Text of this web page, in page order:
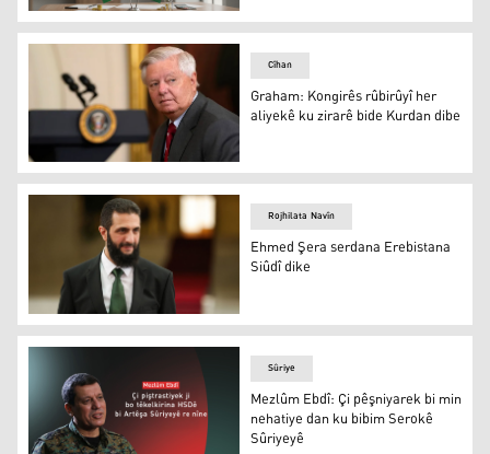
Herêma Kurdistanê derfeta veberhênanê pêşkêşî
Lindsey Graham
Cîhan
Graham: Kongirês rûbirûyî her
aliyekê ku zirarê bide Kurdan dibe
Ehmed Şera
Rojhilata Navîn
Ehmed Şera serdana Erebistana
Siûdî dike
Sûriye
Mezlûm Ebdî: Çi pêşniyarek bi min
nehatiye dan ku bibim Serokê
Sûriyeyê